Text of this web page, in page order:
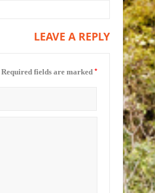
LEAVE A REPLY
Required fields are marked *